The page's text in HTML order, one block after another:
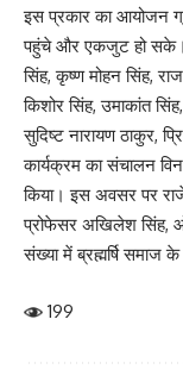
इस प्रकार का आयोजन
पहुंचे और एकजुट हो
सिंह, कृष्ण मोहन सिंह,
किशोर सिंह, उमाकांत
सुदिष्ट नारायण ठाकुर,
कार्यक्रम का संचालन
किया। इस अवसर पर
प्रोफेसर अखिलेश सिंह,
संख्या में ब्रह्मर्षि समाज
199